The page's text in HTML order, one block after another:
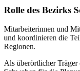
Rolle des Bezirks
Mitarbeiterinnen und
und koordinieren die
Regionen.
Als überörtlicher